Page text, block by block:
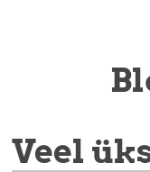
Veel